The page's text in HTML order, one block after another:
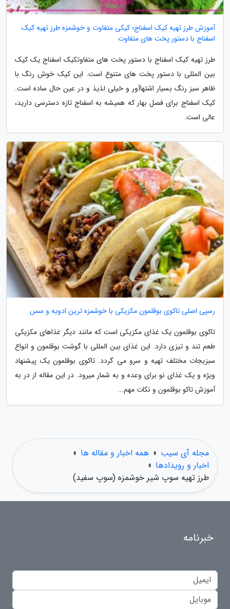
آموزش طرز تهیه کیک اسفناج؛ کیکی متفاوت و خوشمزه طرز تهیه کیک
اسفناج با دستور پخت های متفاوت
طرز تهیه کیک اسفناج با دستور پخت های متفاوتکیک اسفناج یک کیک
بین المللی با دستور پخت های متنوع است. این کیک خوش رنگ با
ظاهر سبز رنگ بسیار اشتهاآور و خیلی لذیذ و در عین حال ساده است.
کیک اسفناج برای فصل بهار که همیشه به اسفناج تازه دسترسی دارید،
عالی است.
رسپی اصلی تاکوی بوقلمون مکزیکی با خوشمزه ترین ادویه و سس
تاکوی بوقلمون یک غذای مکزیکی است که مانند دیگر غذاهای مکزیکی
طعم تند و تیزی دارد. این غذای بین المللی با گوشت بوقلمون و انواع
سبزیجات مختلف تهیه و سرو می گردد. تاکوی بوقلمون یک پیشنهاد
ویژه و یک غذای نو برای وعده و به شمار میرود. در این مقاله از در به
آموزش تاکو بوقلمون و نکات مهم...
مجله آی سیب » همه اخبار و مقاله ها »
اخبار و رویدادها »
طرز تهیه سوپ شیر خوشمزه (سوپ سفید)
خبرنامه